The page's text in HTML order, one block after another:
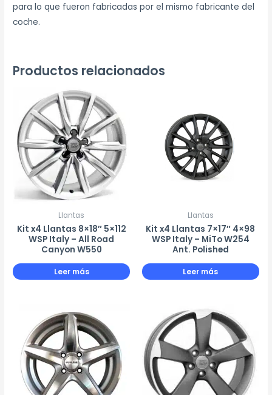
para lo que fueron fabricadas por el mismo fabricante del
coche.
Productos relacionados
Llantas
Kit x4 Llantas 8×18″ 5×112
WSP Italy – All Road
Canyon W550
Leer más
Llantas
Kit x4 Llantas 7×17″ 4×98
WSP Italy – MiTo W254
Ant. Polished
Leer más